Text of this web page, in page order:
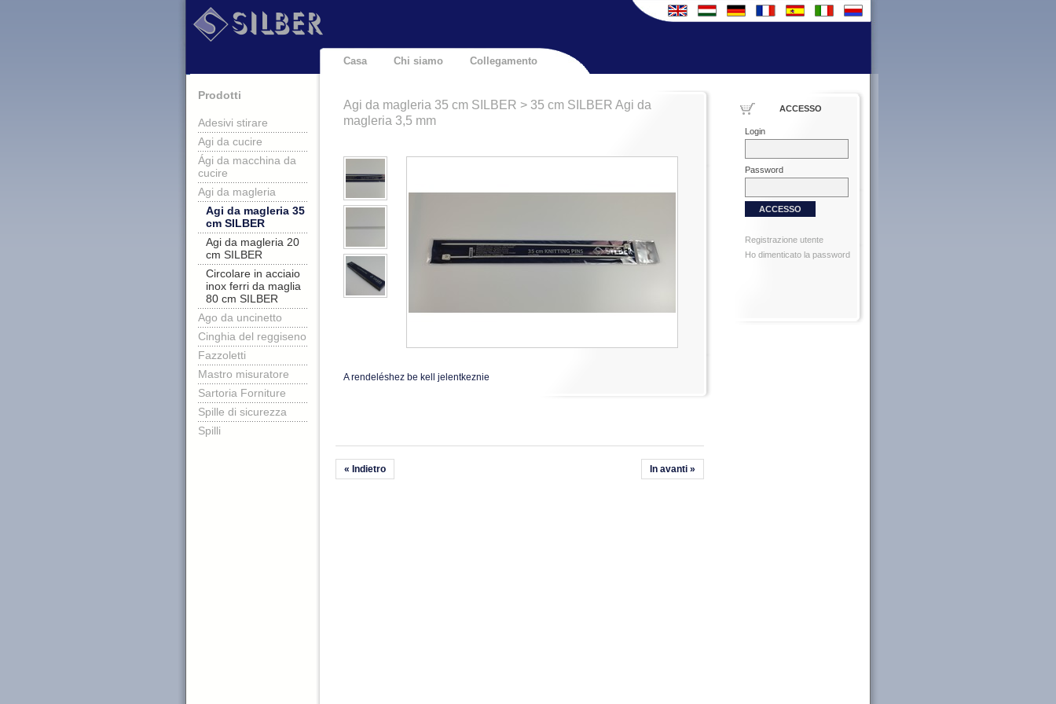
Casa Chi siamo Collegamento
Prodotti
Adesivi stirare
Agi da cucire
Ági da macchina da
cucire
Agi da magleria
Agi da magleria 35
cm SILBER
Agi da magleria 20
cm SILBER
Circolare in acciaio
inox ferri da maglia
80 cm SILBER
Ago da uncinetto
Cinghia del reggiseno
Fazzoletti
Mastro misuratore
Sartoria Forniture
Spille di sicurezza
Spilli
Agi da magleria 35 cm SILBER > 35 cm SILBER Agi da
magleria 3,5 mm
A rendeléshez be kell jelentkeznie
« Indietro In avanti »
ACCESSO
Login
Password
Registrazione utente
Ho dimenticato la password